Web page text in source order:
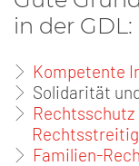
in der GDL:
Kompetente
Solidarität
Familien-